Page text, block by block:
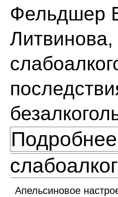
Фельдшер
Апельсиновое